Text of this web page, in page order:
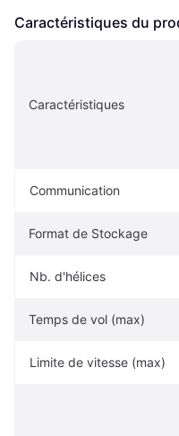
Caractéristiques du
Caractéristiques
Communication
Format de Stockage
Nb. d'hélices
Temps de vol (max)
Limite de vitesse (max)